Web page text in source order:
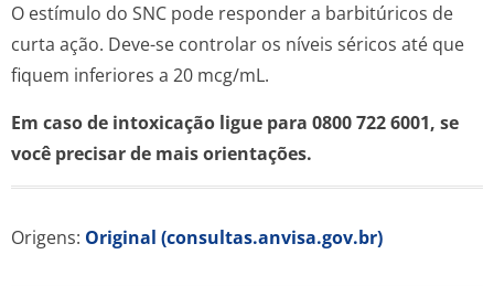
O estímulo do SNC pode responder a barbitúricos de
curta ação. Deve-se controlar os níveis séricos até que
fiquem inferiores a 20 mcg/mL.
Em caso de intoxicação ligue para 0800 722 6001, se
você precisar de mais orientações.
Origens: Original (consultas.anvisa.gov.br)